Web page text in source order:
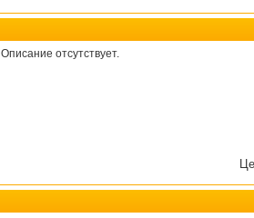
Описание отсутствует.